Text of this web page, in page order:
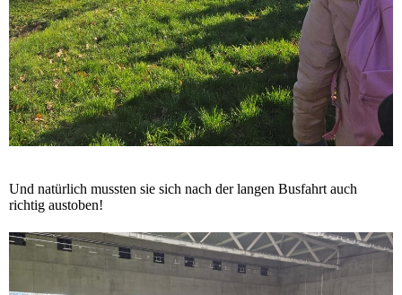
Und natürlich mussten sie sich nach der langen Busfahrt auch
richtig austoben!